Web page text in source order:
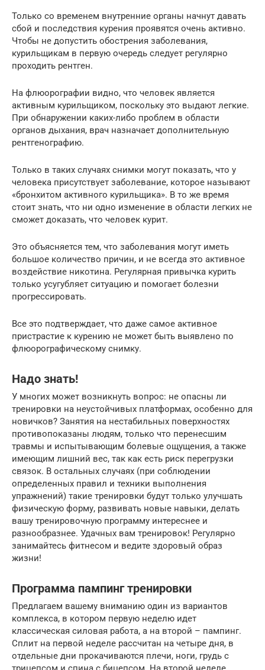
Только со временем внутренние органы начнут давать
сбой и последствия курения проявятся очень активно.
Чтобы не допустить обострения заболевания,
курильщикам в первую очередь следует регулярно
проходить рентген.
На флюорографии видно, что человек является
активным курильщиком, поскольку это выдают легкие.
При обнаружении каких-либо проблем в области
органов дыхания, врач назначает дополнительную
рентгенографию.
Только в таких случаях снимки могут показать, что у
человека присутствует заболевание, которое называют
«бронхитом активного курильщика». В то же время
стоит знать, что ни одно изменение в области легких не
сможет доказать, что человек курит.
Это объясняется тем, что заболевания могут иметь
большое количество причин, и не всегда это активное
воздействие никотина. Регулярная привычка курить
только усугубляет ситуацию и помогает болезни
прогрессировать.
Все это подтверждает, что даже самое активное
пристрастие к курению не может быть выявлено по
флюорографическому снимку.
Надо знать!
У многих может возникнуть вопрос: не опасны ли
тренировки на неустойчивых платформах, особенно для
новичков? Занятия на нестабильных поверхностях
противопоказаны людям, только что перенесшим
травмы и испытывающим болевые ощущения, а также
имеющим лишний вес, так как есть риск перегрузки
связок. В остальных случаях (при соблюдении
определенных правил и техники выполнения
упражнений) такие тренировки будут только улучшать
физическую форму, развивать новые навыки, делать
вашу тренировочную программу интереснее и
разнообразнее. Удачных вам тренировок! Регулярно
занимайтесь фитнесом и ведите здоровый образ
жизни!
Программа пампинг тренировки
Предлагаем вашему вниманию один из вариантов
комплекса, в котором первую неделю идет
классическая силовая работа, а на второй – пампинг.
Сплит на первой неделе рассчитан на четыре дня, в
отдельные дни прокачиваются плечи, ноги, грудь с